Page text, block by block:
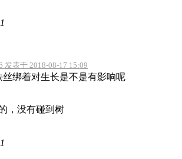
1
发表于 2018-08-17 15:09
丝绑着对生长是不是有影响呢
，没有碰到树
1